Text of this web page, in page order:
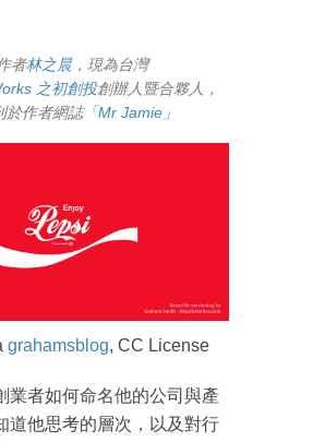
者林之晨 ，現為台灣
之初創投創辦人暨合夥人，
於作者網誌「Mr Jamie」
grahamsblog, CC License
業者如何命名他的公司與產
道他思考的層次，以及對行